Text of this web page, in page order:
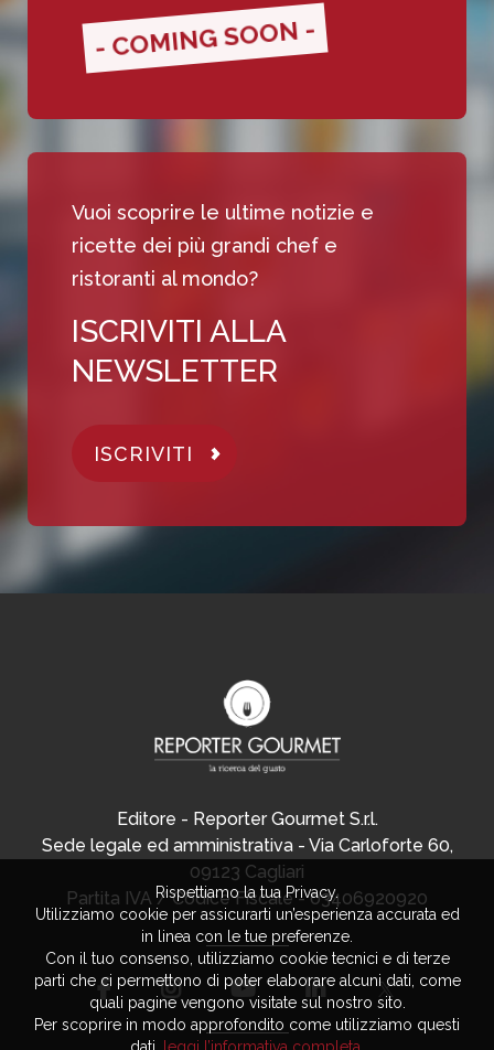
- COMING SOON -
Vuoi scoprire le ultime notizie e
ricette dei più grandi chef e
ristoranti al mondo?
ISCRIVITI ALLA
NEWSLETTER
ISCRIVITI
Editore - Reporter Gourmet S.r.l.
Sede legale ed amministrativa - Via Carloforte 60,
09123 Cagliari
Partita IVA / Codice Fiscale - 03406920920
Rispettiamo la tua Privacy.
Utilizziamo cookie per assicurarti un’esperienza accurata ed
in linea con le tue preferenze.
Con il tuo consenso, utilizziamo cookie tecnici e di terze
parti che ci permettono di poter elaborare alcuni dati, come
quali pagine vengono visitate sul nostro sito.
Per scoprire in modo approfondito come utilizziamo questi